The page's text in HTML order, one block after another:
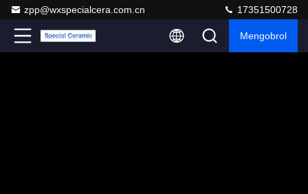
zpp@wxspecialcera.com.cn 17351500728
Mengobrol